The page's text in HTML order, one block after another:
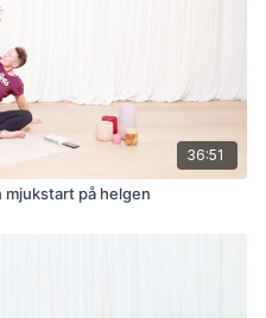
36:51
mjukstart på helgen